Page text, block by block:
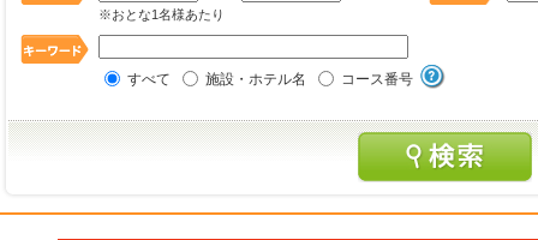
※おとな1名様あたり
すべて 施設・ホテル名 コース番号